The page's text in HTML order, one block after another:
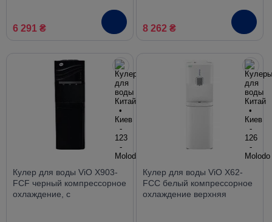
6 291 ₴ 8 262 ₴
Кулер для воды ViO X903-
FCF черный компрессорное
охлаждение, с
Кулер для воды ViO X62-
FCC белый компрессорное
охлаждение верхняя